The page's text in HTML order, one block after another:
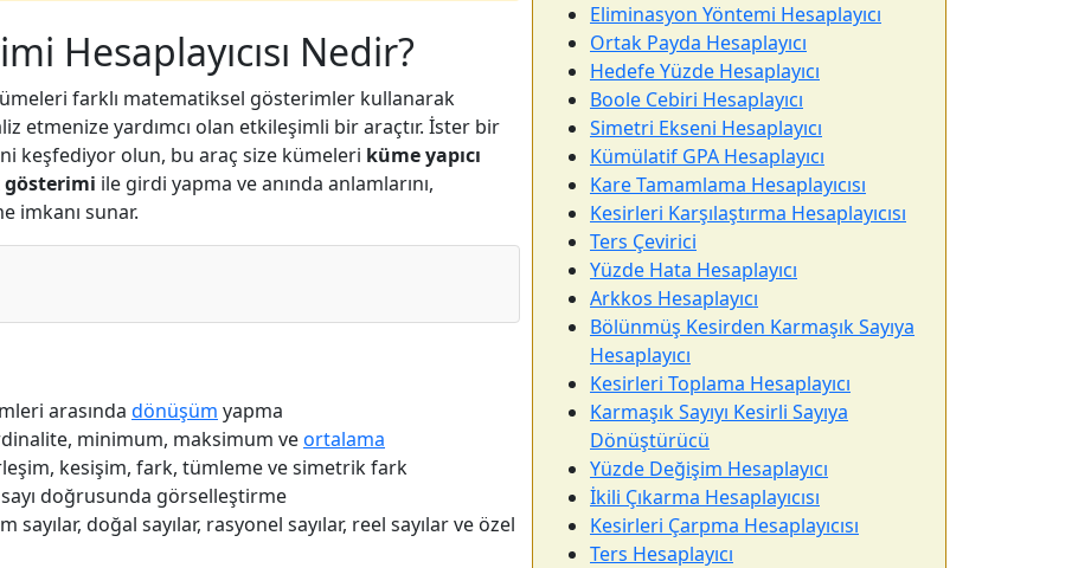
Hesaplayıcısı Nedir?
kümeleri farklı matematiksel gösterimler kullanarak
etmenize yardımcı olan etkileşimli bir araçtır. İster bir
keşfediyor olun, bu araç size kümeleri küme yapıcı
gösterimi ile girdi yapma ve anında anlamlarını,
imkanı sunar.
arasında dönüşüm yapma
minimum, maksimum veortalama
kesişim, fark, tümleme ve simetrik fark
doğrusunda görselleştirme
sayılar, doğal sayılar, rasyonel sayılar, reel sayılar ve özel
Eliminasyon Yöntemi Hesaplayıcı
Ortak Payda Hesaplayıcı
Hedefe Yüzde Hesaplayıcı
Boole Cebiri Hesaplayıcı
Simetri Ekseni Hesaplayıcı
Kümülatif GPA Hesaplayıcı
Kare Tamamlama Hesaplayıcısı
Kesirleri Karşılaştırma Hesaplayıcısı
Ters Çevirici
Yüzde Hata Hesaplayıcı
Arkkos Hesaplayıcı
Bölünmüş Kesirden Karmaşık Sayıya
Hesaplayıcı
Kesirleri Toplama Hesaplayıcı
Karmaşık Sayıyı Kesirli Sayıya
Dönüştürücü
Yüzde Değişim Hesaplayıcı
İkili Çıkarma Hesaplayıcısı
Kesirleri Çarpma Hesaplayıcısı
Ters Hesaplayıcı